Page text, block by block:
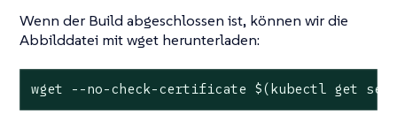
Wenn der Build abgeschlossen ist, können wir die
Abbilddatei mit wget herunterladen:
wget --no-check-certificate $(kubectl get